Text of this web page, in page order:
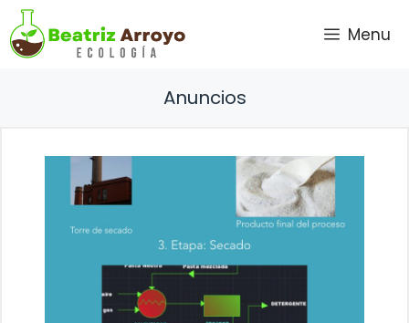
Saltar
al
contenido
Menu
Anuncios